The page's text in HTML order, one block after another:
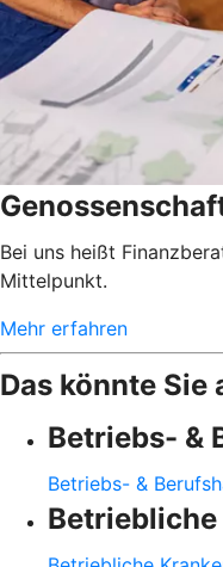
Bei uns heißt
Mittelpunkt.
Mehr erfahren
Das könnte Sie
Betriebs- &
Betriebs- &